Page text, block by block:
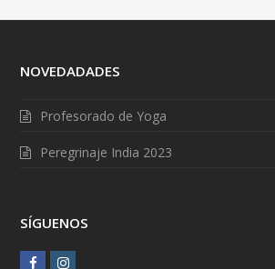
NOVEDADADES
Profesorado de Yoga
Peregrinaje India 2023
SÍGUENOS
F I